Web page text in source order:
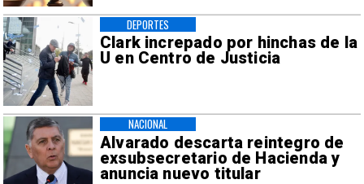
Clark increpado por hinchas de la
U en Centro de Justicia
DEPORTES
Alvarado descarta reintegro de
exsubsecretario de Hacienda y
anuncia nuevo titular
NACIONAL